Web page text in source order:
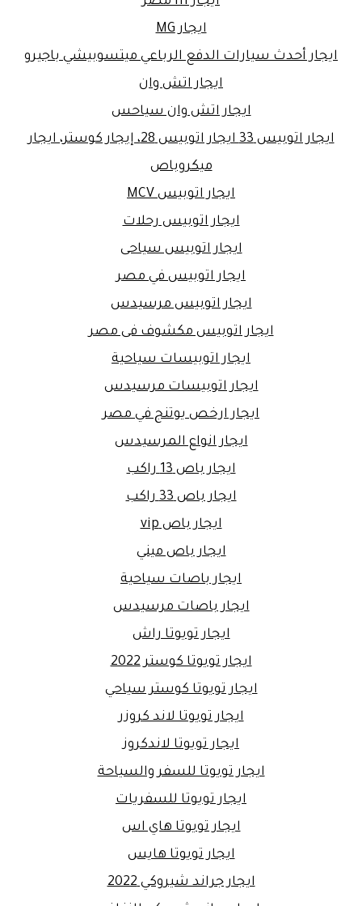
ايجار MG
ايجار أحدث سيارات الدفع الرباعي ميتسوبيشي باجيرو
ايجار اتش وان
ايجار اتش وان سياحس
ايجار اتوبيس 33 ايجار اتوبيس 28، إيجار كوستر، ايجار
ميكروباص
ايجار اتوبيس MCV
ايجار اتوبيس رحلات
ايجار اتوبيس سياحى
ايجار اتوبيس في مصر
ايجار اتوبيس مرسيدس
ايجار اتوبيس مكشوف فى مصر
ايجار اتوبيسات سياحية
ايجار اتوبيسات مرسيدس
ايجار ارخص يوتنج في مصر
ايجار انواع المرسيدس
ايجار باص 13 راكب
ايجار باص 33 راكب
ايجار باص vip
ايجار باص ميني
ايجار باصات سياحية
ايجار باصات مرسيدس
ايجار تويوتا راش
ايجار تويوتا كوستر 2022
ايجار تويوتا كوستر سياحي
ايجار تويوتا لاند كروزر
ايجار تويوتا لاندكروز
ايجار تويوتا للسفر والسياحة
ايجار تويوتا للسفريات
ايجار تويوتا هاي اس
ايجار تويوتا هايس
ايجار جراند شيروكي 2022